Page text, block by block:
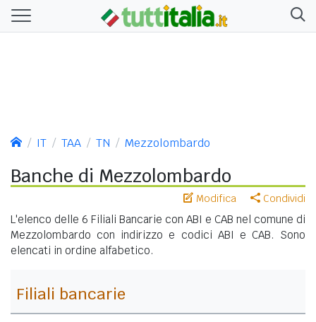
IT TAA TN Mezzolombardo
Banche di Mezzolombardo
Modifica Condividi
L'elenco delle 6 Filiali Bancarie con ABI e CAB nel comune di
Mezzolombardo con indirizzo e codici ABI e CAB. Sono
elencati in ordine alfabetico.
Filiali bancarie